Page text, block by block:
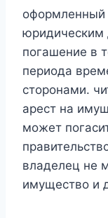
оформленный
юридическим
погашение в
периода
сторонами.
арест на
может
владелец не
имущество и